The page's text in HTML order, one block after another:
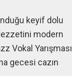
keyif dolu
modern
Vokal Yarışması
gecesi cazın